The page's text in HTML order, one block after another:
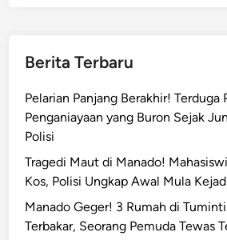
Berita Terbaru
Pelarian Panjang Berakhir! Terduga
Penganiayaan yang Buron Sejak
Polisi
Tragedi Maut di Manado!
Kos, Polisi Ungkap Awal Mula
Manado Geger! 3 Rumah di
Terbakar, Seorang Pemuda Tewas